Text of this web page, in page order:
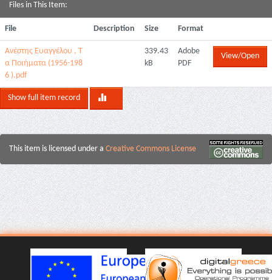
Files in This Item:
File Description Size Format
Ανέστης Ευαγγέλου , Τ
α Ποιήματα (1956-198
6 ).pdf
339.43
kB
Adobe
PDF
View/Open
Show full item record
This item is licensed under a Creative Commons License